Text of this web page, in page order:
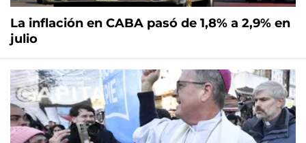
La inflación en CABA pasó de 1,8% a 2,9% en
julio